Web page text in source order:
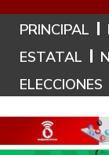
PRINCIPAL
ESTATAL
ELECCIONES